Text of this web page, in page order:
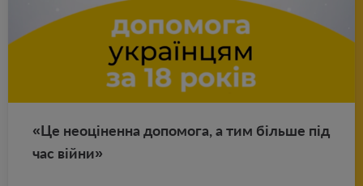
«Це неоціненна до­по­мо­га, а тим більше під
час війни»